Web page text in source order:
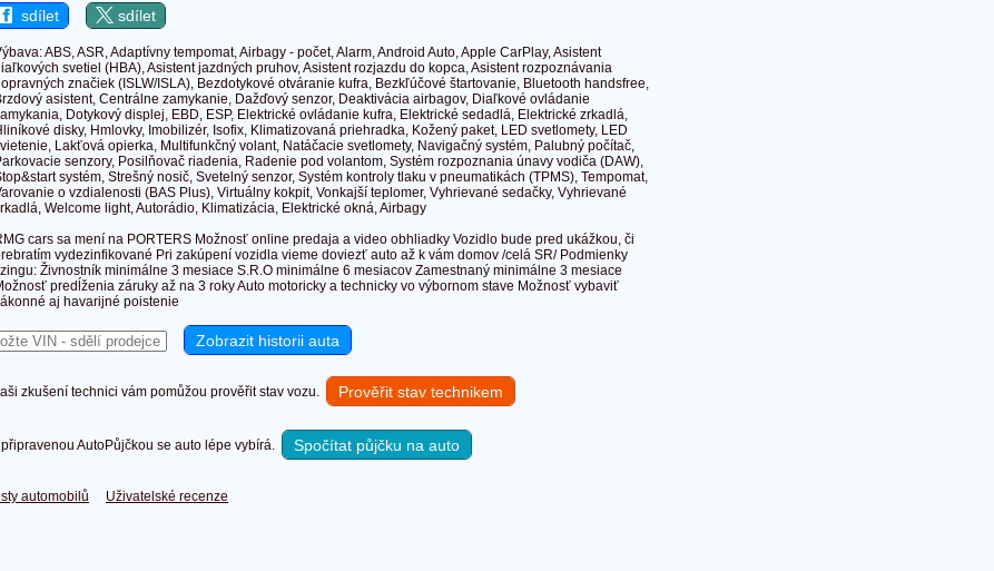
sdílet sdílet
ABS, ASR, Adaptívny tempomat, Airbagy - počet, Alarm, Android Auto, Apple CarPlay, Asistent
svetiel (HBA), Asistent jazdných pruhov, Asistent rozjazdu do kopca, Asistent rozpoznávania
značiek (ISLW/ISLA), Bezdotykové otváranie kufra, Bezkľúčové štartovanie, Bluetooth handsfree,
asistent, Centrálne zamykanie, Dažďový senzor, Deaktivácia airbagov, Diaľkové ovládanie
Dotykový displej, EBD, ESP, Elektrické ovládanie kufra, Elektrické sedadlá, Elektrické zrkadlá,
disky, Hmlovky, Imobilizér, Isofix, Klimatizovaná priehradka, Kožený paket, LED svetlomety, LED
Lakťová opierka, Multifunkčný volant, Natáčacie svetlomety, Navigačný systém, Palubný počítač,
senzory, Posilňovač riadenia, Radenie pod volantom, Systém rozpoznania únavy vodiča (DAW),
systém, Strešný nosič, Svetelný senzor, Systém kontroly tlaku v pneumatikách (TPMS), Tempomat,
o vzdialenosti (BAS Plus), Virtuálny kokpit, Vonkajší teplomer, Vyhrievané sedačky, Vyhrievané
Welcome light, Autorádio, Klimatizácia, Elektrické okná, Airbagy
cars sa mení na PORTERS Možnosť online predaja a video obhliadky Vozidlo bude pred ukážkou, či
vydezinfikované Pri zakúpení vozidla vieme doviezť auto až k vám domov /celá SR/ Podmienky
Živnostník minimálne 3 mesiace S.R.O minimálne 6 mesiacov Zamestnaný minimálne 3 mesiace
predĺženia záruky až na 3 roky Auto motoricky a technicky vo výbornom stave Možnosť vybaviť
aj havarijné poistenie
zkušení technici vám pomůžou prověřit stav vozu. Prověřit stav technikem
připravenou AutoPůjčkou se auto lépe vybírá. Spočítat půjčku na auto
automobilů Uživatelské recenze